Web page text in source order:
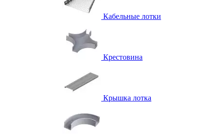
Кабельные лотки
Крестовина
Крышка лотка